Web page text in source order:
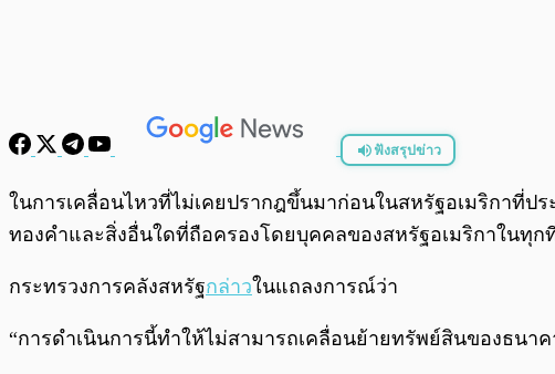
ฟังสรุปข่าว
พร้อมเล่น
ในการเคลื่อนไหวที่ไม่เคยปรากฎขึ้นมาก่อนในสหรัฐอเมริกาที่ป
ทองคำและสิ่งอื่นใดที่ถือครองโดยบุคคลของสหรัฐอเมริกาในทุก
กระทรวงการคลังสหรัฐกล่าวในแถลงการณ์ว่า
“การดำเนินการนี้ทำให้ไม่สามารถเคลื่อนย้ายทรัพย์สินของธนาค